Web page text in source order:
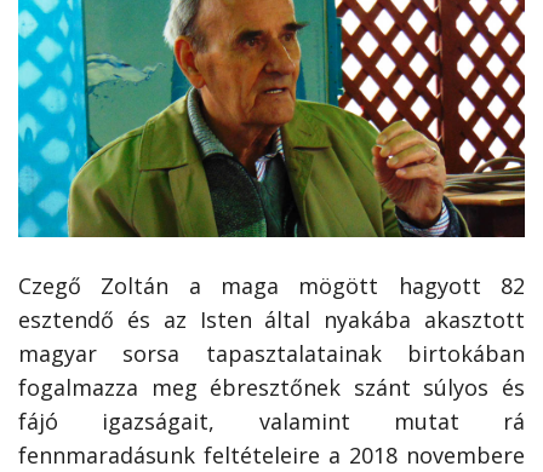
Czegő Zoltán a maga mögött hagyott 82
esztendő és az Isten által nyakába akasztott
magyar sorsa tapasztalatainak birtokában
fogalmazza meg ébresztőnek szánt súlyos és
fájó igazságait, valamint mutat rá
fennmaradásunk feltételeire a 2018 novembere